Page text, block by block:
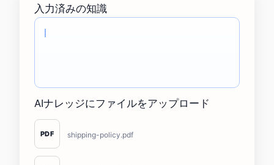
入力済みの知識
AIナレッジにファイルをアップロード
PDF shipping-policy.pdf